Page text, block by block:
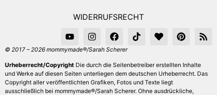
WIDERRUFSRECHT
© 2017 – 2026 mommymade®/Sarah Scherer
Urheberrecht/Copyright Die durch die Seitenbetreiber erstellten Inhalte
und Werke auf diesen Seiten unterliegen dem deutschen Urheberrecht. Das
Copyright aller veröffentlichten Grafiken, Fotos und Texte liegt
ausschließlich bei mommymade®/Sarah Scherer. Ohne ausdrückliche,